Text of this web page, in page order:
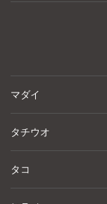
マダイ
タチウオ
タコ